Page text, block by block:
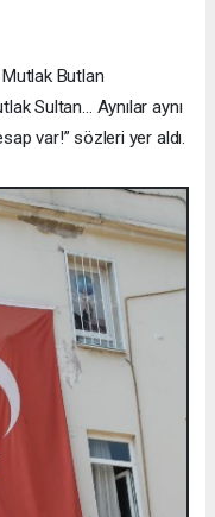
Mutlak Butlan
Sultan… Aynılar aynı
var!” sözleri yer aldı.